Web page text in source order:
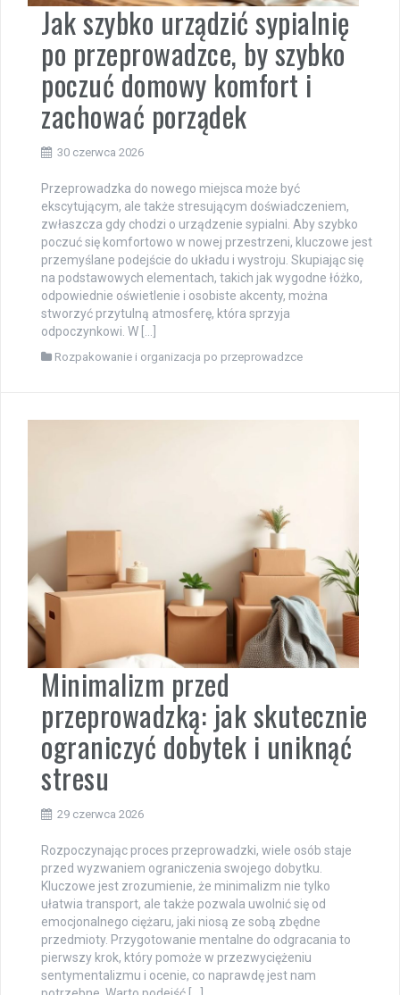
Jak szybko urządzić sypialnię
po przeprowadzce, by szybko
poczuć domowy komfort i
zachować porządek
30 czerwca 2026
Przeprowadzka do nowego miejsca może być
ekscytującym, ale także stresującym doświadczeniem,
zwłaszcza gdy chodzi o urządzenie sypialni. Aby szybko
poczuć się komfortowo w nowej przestrzeni, kluczowe jest
przemyślane podejście do układu i wystroju. Skupiając się
na podstawowych elementach, takich jak wygodne łóżko,
odpowiednie oświetlenie i osobiste akcenty, można
stworzyć przytulną atmosferę, która sprzyja
odpoczynkowi. W […]
Rozpakowanie i organizacja po przeprowadzce
Minimalizm przed
przeprowadzką: jak skutecznie
ograniczyć dobytek i uniknąć
stresu
29 czerwca 2026
Rozpoczynając proces przeprowadzki, wiele osób staje
przed wyzwaniem ograniczenia swojego dobytku.
Kluczowe jest zrozumienie, że minimalizm nie tylko
ułatwia transport, ale także pozwala uwolnić się od
emocjonalnego ciężaru, jaki niosą ze sobą zbędne
przedmioty. Przygotowanie mentalne do odgracania to
pierwszy krok, który pomoże w przezwyciężeniu
sentymentalizmu i ocenie, co naprawdę jest nam